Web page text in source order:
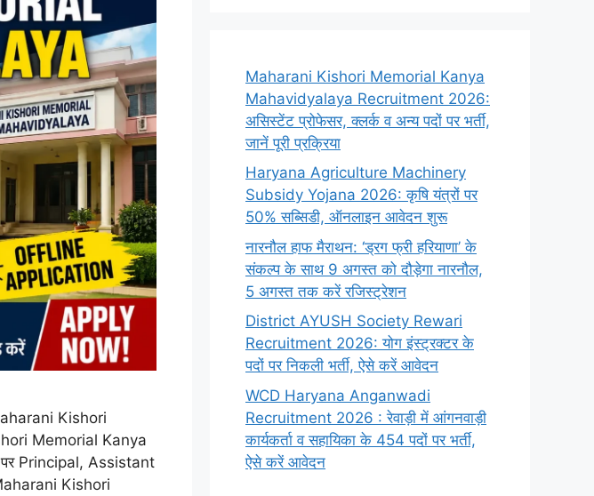
Kishori
Memorial Kanya
Principal, Assistant
Kishori
Maharani Kishori Memorial Kanya
Mahavidyalaya Recruitment 2026:
असिस्टेंट प्रोफेसर, क्लर्क व अन्य पदों पर भर्ती,
जानें पूरी प्रक्रिया
Haryana Agriculture Machinery
Subsidy Yojana 2026: कृषि यंत्रों पर
50% सब्सिडी, ऑनलाइन आवेदन शुरू
नारनौल हाफ मैराथन: ‘ड्रग फ्री हरियाणा’ के
संकल्प के साथ 9 अगस्त को दौड़ेगा नारनौल,
5 अगस्त तक करें रजिस्ट्रेशन
District AYUSH Society Rewari
Recruitment 2026: योग इंस्ट्रक्टर के
पदों पर निकली भर्ती, ऐसे करें आवेदन
WCD Haryana Anganwadi
Recruitment 2026 : रेवाड़ी में आंगनवाड़ी
कार्यकर्ता व सहायिका के 454 पदों पर भर्ती,
ऐसे करें आवेदन